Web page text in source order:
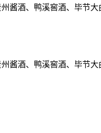
酱酒、鸭溪窖酒、毕节
酱酒、鸭溪窖酒、毕节